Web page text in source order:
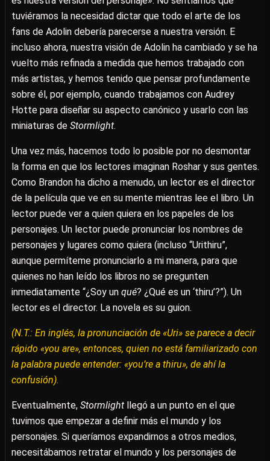
tuviéramos la necesidad dictar que todo el arte de los
fans de Adolin debería parecerse a nuestra versión. E
incluso ahora, nuestra visión de Adolin ha cambiado y se ha
vuelto más refinada a medida que hemos trabajado con
más artistas, y hemos tenido que pensar profundamente
sobre él, por ejemplo, cuando trabajamos con Audrey
Hotte para diseñar su aspecto canónico y usarlo con las
miniaturas de Stormlight.
Una vez más, hacemos todo lo posible por no desmontar
la forma en que los lectores imaginan Roshar y sus gentes.
Como Brandon ha dicho a menudo, un lector es el director
de la película que ve en su mente mientras lee el libro. Un
lector puede ver a quien quiera en los papeles de los
personajes. Un lector puede pronunciar los nombres de
personajes y lugares como quiera (incluso “Urithiru”,
aunque permíteme pronunciarlo a mi manera, para que
quienes no han leído los libros no se pregunten
inmediatamente “¿Soy un qué? ¿Qué es un ‘thiru’?”). Un
lector es el director. La novela es su guion.
(N.T.: En inglés, la pronunciación de «Uri» se parece a decir
rápido «you are», entonces, quien no está familiarizado con
la palabra puede entender: «you’re a thiru», de ahí la
confusión).
Eventualmente, Stormlight llegó a un punto en el que
tuvimos que empezar a definir más el mundo y los
personajes. Si queríamos expandirnos a otros medios,
necesitábamos retratar el mundo y los personajes de